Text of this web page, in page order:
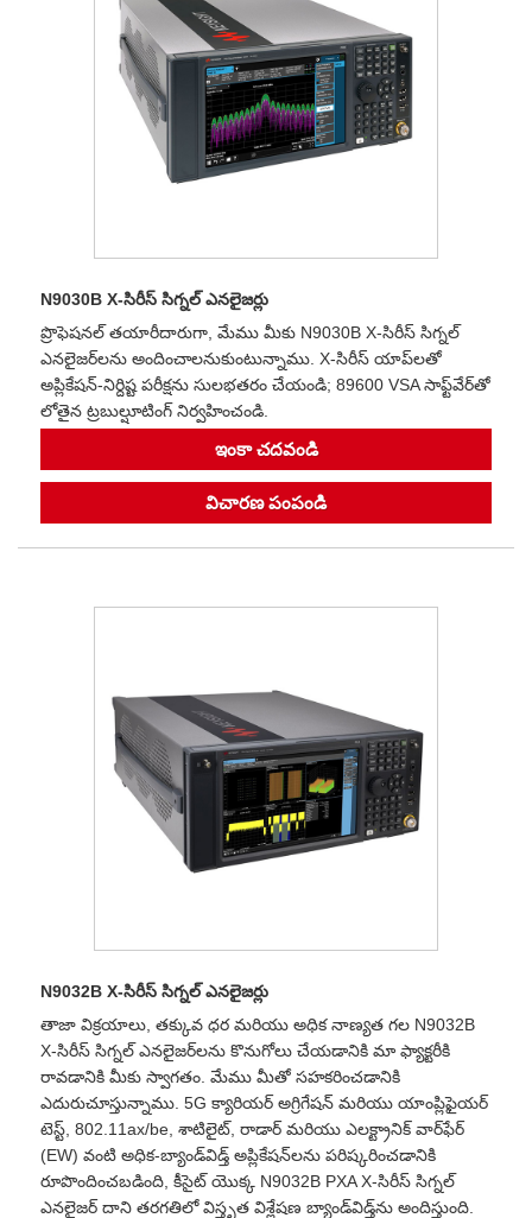
N9030B X-సిరీస్ సిగ్నల్ ఎనలైజర్లు
ప్రొఫెషనల్ తయారీదారుగా, మేము మీకు N9030B X-సిరీస్ సిగ్నల్
ఎనలైజర్‌లను అందించాలనుకుంటున్నాము. X-సిరీస్ యాప్‌లతో
అప్లికేషన్-నిర్దిష్ట పరీక్షను సులభతరం చేయండి; 89600 VSA సాఫ్ట్‌వేర్‌తో
లోతైన ట్రబుల్షూటింగ్ నిర్వహించండి.
ఇంకా చదవండి
విచారణ పంపండి
N9032B X-సిరీస్ సిగ్నల్ ఎనలైజర్లు
తాజా విక్రయాలు, తక్కువ ధర మరియు అధిక నాణ్యత గల N9032B
X-సిరీస్ సిగ్నల్ ఎనలైజర్‌లను కొనుగోలు చేయడానికి మా ఫ్యాక్టరీకి
రావడానికి మీకు స్వాగతం. మేము మీతో సహకరించడానికి
ఎదురుచూస్తున్నాము. 5G క్యారియర్ అగ్రిగేషన్ మరియు యాంప్లిఫైయర్
టెస్ట్, 802.11ax/be, శాటిలైట్, రాడార్ మరియు ఎలక్ట్రానిక్ వార్‌ఫేర్
(EW) వంటి అధిక-బ్యాండ్‌విడ్త్ అప్లికేషన్‌లను పరిష్కరించడానికి
రూపొందించబడింది, కీసైట్ యొక్క N9032B PXA X-సిరీస్ సిగ్నల్
ఎనలైజర్ దాని తరగతిలో విస్తృత విశ్లేషణ బ్యాండ్‌విడ్త్‌ను అందిస్తుంది.